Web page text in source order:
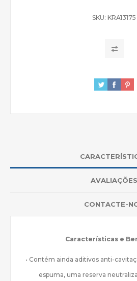
SKU: KRA13175
AVALIAÇÕES
CONTACTE-
Características e
• Contém ainda aditivos anti-
espuma, uma reserva